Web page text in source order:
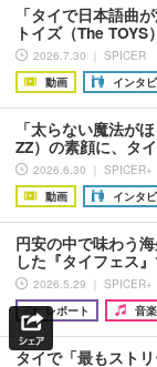
「タイで日本語曲
トイズ（The
2026.7.30 ｜ SPICER
動画
インタ
「太らない魔法が
ZZ）の素顔に、タ
2026.6.30 ｜ SPICER+
動画
インタ
円安の中で味わう
した『タイフェス
2026.5.29 ｜ SPICER+
レポート
音楽
タイで「最もスト